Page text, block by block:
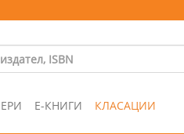
Е-КНИГИ КЛАСАЦИИ